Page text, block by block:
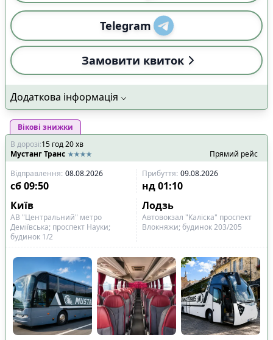
Telegram
Замовити квиток
Додаткова інформація
Вікові знижки
В дорозі:15 год20хв
Мустанг Транс
Прямий рейс
Відправлення: 08.08.2026 Прибуття: 09.08.2026
сб09:50 нд 01:10
Київ
Лодзь
АВ "Центральний" метро
Деміївська; проспект Науки;
будинок 1/2
Автовокзал "Каліска" проспект
Влокняжи; будинок 203/205